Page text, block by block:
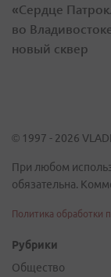
«Сердце
во
новый сквер
© 1997 - 2026
При любом
обязательна.
Политика обработки
Рубрики
Общество